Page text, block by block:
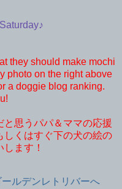
they should make mochi
photo on the right above
a doggie blog ranking.
と思うパパ＆ママの応援
しくはすぐ下の犬の絵の
ます！